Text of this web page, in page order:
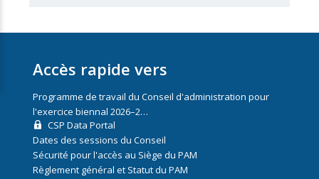
Accès rapide vers
Programme de travail du Conseil d'administration pour
l'exercice biennal 2026–2…
CSP Data Portal
Dates des sessions du Conseil
Sécurité pour l'accès au Siège du PAM
Règlement général et Statut du PAM